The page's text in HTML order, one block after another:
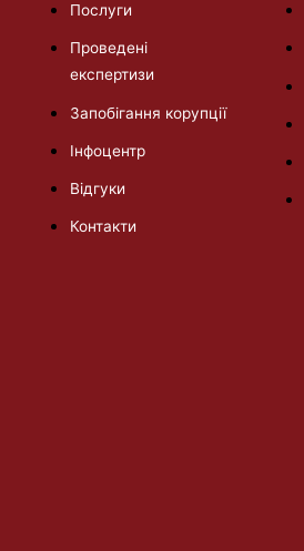
Послуги
Проведені
експертизи
Запобігання корупції
Інфоцентр
Відгуки
Контакти